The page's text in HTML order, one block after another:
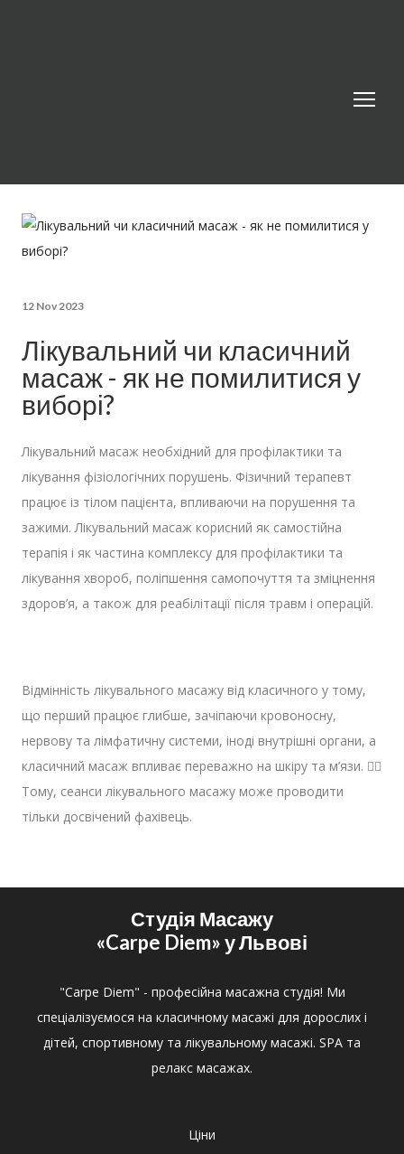
12 Nov 2023
Лікувальний чи класичний
масаж - як не помилитися у
виборі?
Лікувальний масаж необхідний для профілактики та
лікування фізіологічних порушень. Фізичний терапевт
працює із тілом пацієнта, впливаючи на порушення та
зажими. Лікувальний масаж корисний як самостійна
терапія і як частина комплексу для профілактики та
лікування хвороб, поліпшення самопочуття та зміцнення
здоров’я, а також для реабілітації після травм і операцій.
Відмінність лікувального масажу від класичного у тому,
що перший працює глибше, зачіпаючи кровоносну,
нервову та лімфатичну системи, іноді внутрішні органи, а
класичний масаж впливає переважно на шкіру та м’язи. ☝🏻
Тому, сеанси лікувального масажу може проводити
тільки досвічений фахівець.
Студія Масажу
«Carpe Diem»у Львові
"Carpe Diem" - професійна масажна студія! Ми
спеціалізуємося на класичному масажі для дорослих і
дітей, спортивному та лікувальному масажі. SPA та
релакс масажах.
Ціни